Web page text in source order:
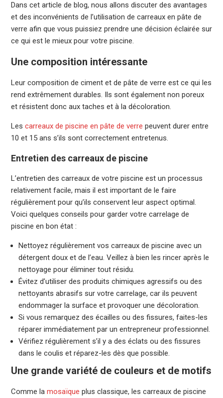
Dans cet article de blog, nous allons discuter des avantages
et des inconvénients de l’utilisation de carreaux en pâte de
verre afin que vous puissiez prendre une décision éclairée sur
ce qui est le mieux pour votre piscine.
Une composition intéressante
Leur composition de ciment et de pâte de verre est ce qui les
rend extrêmement durables. Ils sont également non poreux
et résistent donc aux taches et à la décoloration.
Les carreaux de piscine en pâte de verre peuvent durer entre
10 et 15 ans s’ils sont correctement entretenus.
Entretien des carreaux de piscine
L’entretien des carreaux de votre piscine est un processus
relativement facile, mais il est important de le faire
régulièrement pour qu’ils conservent leur aspect optimal.
Voici quelques conseils pour garder votre carrelage de
piscine en bon état :
Nettoyez régulièrement vos carreaux de piscine avec un
détergent doux et de l’eau. Veillez à bien les rincer après le
nettoyage pour éliminer tout résidu.
Évitez d’utiliser des produits chimiques agressifs ou des
nettoyants abrasifs sur votre carrelage, car ils peuvent
endommager la surface et provoquer une décoloration.
Si vous remarquez des écailles ou des fissures, faites-les
réparer immédiatement par un entrepreneur professionnel.
Vérifiez régulièrement s’il y a des éclats ou des fissures
dans le coulis et réparez-les dès que possible.
Une grande variété de couleurs et de motifs
Comme la mosaïque plus classique, les carreaux de piscine